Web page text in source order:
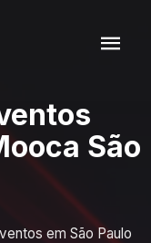
São
em São Paulo